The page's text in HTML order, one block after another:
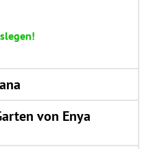
von Enya